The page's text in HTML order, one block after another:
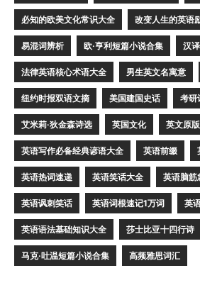
必知的欧美文化常识大全 改变人生的英语
易混词辨析 欧·亨利短篇小说合集 汉
法律英语核心术语大全 男生英文名寓意
纽约时报双语文摘 美国建国史话 考研
艾米莉·狄金森诗选 英国文化 英文原
英语写作必备经典谚语大全 英语前缀
英语热词速递 英语笑话大全 英语脑筋
英语讽刺笑话 英语词根速记1万词 英
英语语法基础知识大全 莎士比亚十四行诗
马克·吐温短篇小说合集 高频雅思词汇